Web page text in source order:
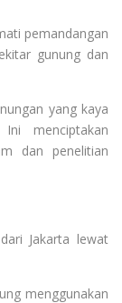
pemandangan
gunung dan
yang kaya
menciptakan
dan penelitian
Jakarta lewat
menggunakan